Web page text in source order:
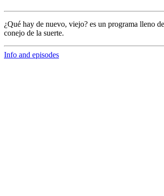
¿Qué hay de nuevo, viejo? es un programa lleno de
conejo de la suerte.
Info and episodes